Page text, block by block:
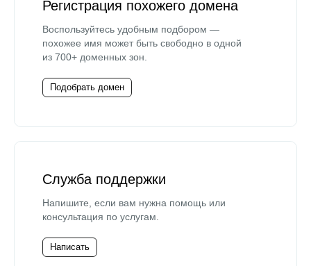
Регистрация похожего домена
Воспользуйтесь удобным подбором —
похожее имя может быть свободно в одной
из 700+ доменных зон.
Подобрать домен
Служба поддержки
Напишите, если вам нужна помощь или
консультация по услугам.
Написать